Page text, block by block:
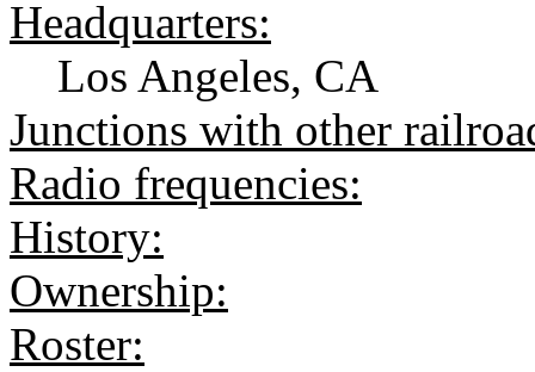
Headquarters:
Los Angeles, CA
Junctions with other
Radio frequencies:
History:
Ownership:
Roster: